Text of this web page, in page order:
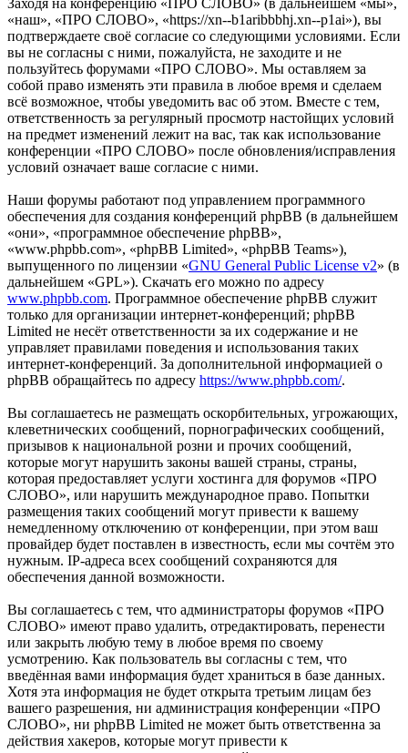
Заходя на конференцию «ПРО СЛОВО» (в дальнейшем «мы»,
«наш», «ПРО СЛОВО», «https://xn--b1aribbbhj.xn--p1ai»), вы
подтверждаете своё согласие со следующими условиями. Если
вы не согласны с ними, пожалуйста, не заходите и не
пользуйтесь форумами «ПРО СЛОВО». Мы оставляем за
собой право изменять эти правила в любое время и сделаем
всё возможное, чтобы уведомить вас об этом. Вместе с тем,
ответственность за регулярный просмотр настойщих условий
на предмет изменений лежит на вас, так как использование
конференции «ПРО СЛОВО» после обновления/исправления
условий означает ваше согласие с ними.
Наши форумы работают под управлением программного
обеспечения для создания конференций phpBB (в дальнейшем
«они», «программное обеспечение phpBB»,
«www.phpbb.com», «phpBB Limited», «phpBB Teams»),
выпущенного по лицензии «GNU General Public License v2» (в
дальнейшем «GPL»). Скачать его можно по адресу
www.phpbb.com. Программное обеспечение phpBB служит
только для организации интернет-конференций; phpBB
Limited не несёт ответственности за их содержание и не
управляет правилами поведения и использования таких
интернет-конференций. За дополнительной информацией о
phpBB обращайтесь по адресу https://www.phpbb.com/.
Вы соглашаетесь не размещать оскорбительных, угрожающих,
клеветнических сообщений, порнографических сообщений,
призывов к национальной розни и прочих сообщений,
которые могут нарушить законы вашей страны, страны,
которая предоставляет услуги хостинга для форумов «ПРО
СЛОВО», или нарушить международное право. Попытки
размещения таких сообщений могут привести к вашему
немедленному отключению от конференции, при этом ваш
провайдер будет поставлен в известность, если мы сочтём это
нужным. IP-адреса всех сообщений сохраняются для
обеспечения данной возможности.
Вы соглашаетесь с тем, что администраторы форумов «ПРО
СЛОВО» имеют право удалить, отредактировать, перенести
или закрыть любую тему в любое время по своему
усмотрению. Как пользователь вы согласны с тем, что
введённая вами информация будет храниться в базе данных.
Хотя эта информация не будет открыта третьим лицам без
вашего разрешения, ни администрация конференции «ПРО
СЛОВО», ни phpBB Limited не может быть ответственна за
действия хакеров, которые могут привести к